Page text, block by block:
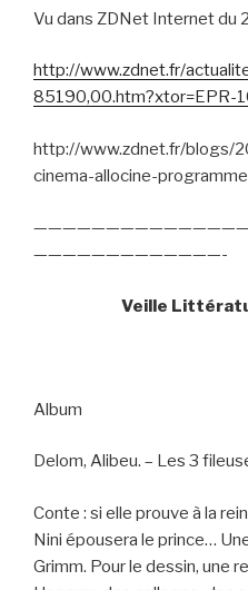
Vu dans ZDNet Internet du
http://www.zdnet.fr/
85190,00.htm?xtor=EPR-
http://www.zdnet.fr/blogs/
cinema-allocine-
—————————————-
Veille
Album
Delom, Alibeu. – Les 3
Conte : si elle prouve à la
Nini épousera le prince…
Grimm. Pour le dessin, une